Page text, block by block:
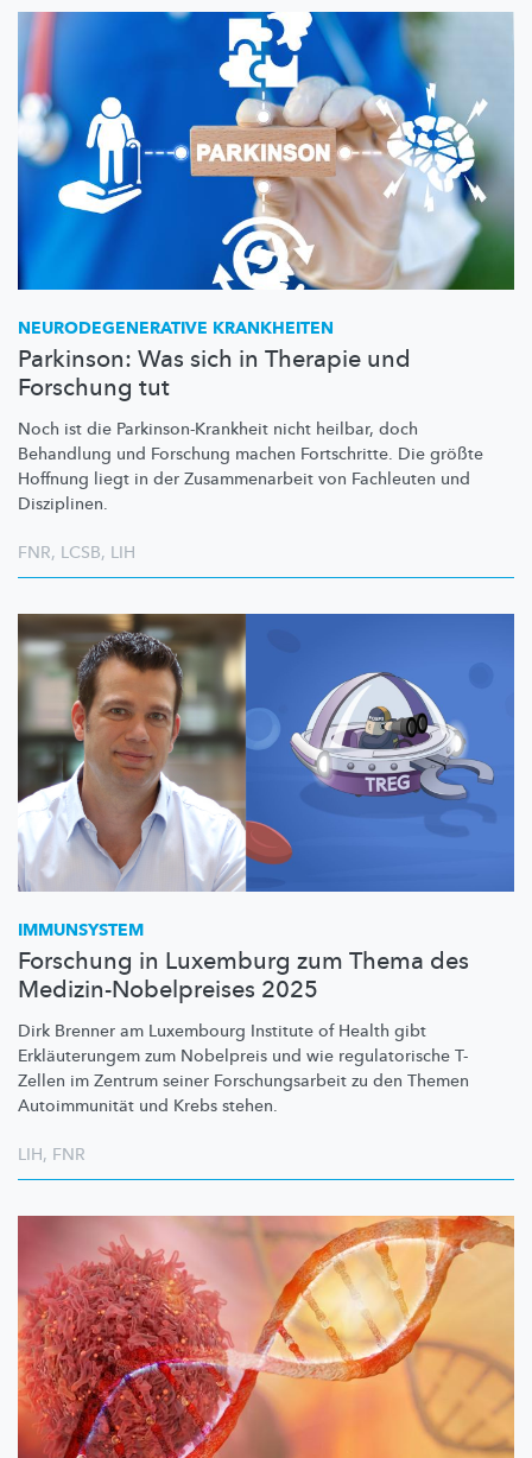
NEURODEGENERATIVE KRANKHEITEN
Parkinson: Was sich in Therapie und
Forschung tut
Noch ist die Parkinson-Krankheit nicht heilbar, doch
Behandlung und Forschung machen Fortschritte. Die größte
Hoffnung liegt in der Zusammenarbeit von Fachleuten und
Disziplinen.
FNR, LCSB, LIH
IMMUNSYSTEM
Forschung in Luxemburg zum Thema des
Medizin-Nobelpreises 2025
Dirk Brenner am Luxembourg Institute of Health gibt
Erkläuterungem zum Nobelpreis und wie regulatorische T-
Zellen im Zentrum seiner Forschungsarbeit zu den Themen
Autoimmunität und Krebs stehen.
LIH, FNR